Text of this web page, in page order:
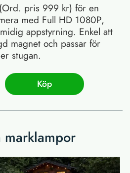
pris 999 kr) för en
med Full HD 1080P,
appstyrning. Enkel att
magnet och passar för
stugan.
Köp